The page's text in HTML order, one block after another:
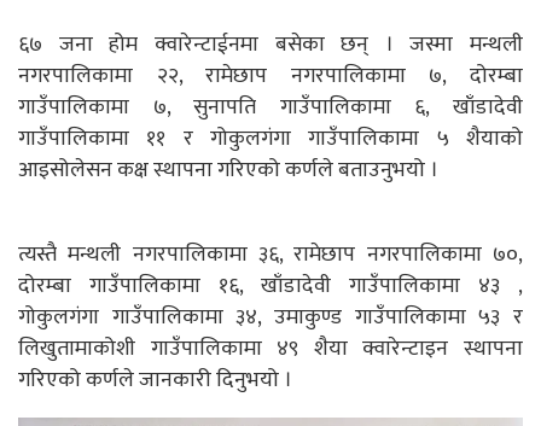
६७ जना होम क्वारेन्टाईनमा बसेका छन् । जस्मा मन्थली
नगरपालिकामा २२, रामेछाप नगरपालिकामा ७, दोरम्बा
गाउँपालिकामा ७, सुनापति गाउँपालिकामा ६, खाँडादेवी
गाउँपालिकामा ११ र गोकुलगंगा गाउँपालिकामा ५ शैयाको
आइसोलेसन कक्ष स्थापना गरिएको कर्णले बताउनुभयो ।
त्यस्तै मन्थली नगरपालिकामा ३६, रामेछाप नगरपालिकामा ७०,
दोरम्बा गाउँपालिकामा १६, खाँडादेवी गाउँपालिकामा ४३ ,
गोकुलगंगा गाउँपालिकामा ३४, उमाकुण्ड गाउँपालिकामा ५३ र
लिखुतामाकोशी गाउँपालिकामा ४९ शैया क्वारेन्टाइन स्थापना
गरिएको कर्णले जानकारी दिनुभयो ।